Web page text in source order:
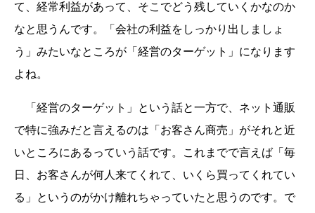
て、経常利益があって、そこでどう残していくかなのか
なと思うんです。「会社の利益をしっかり出しましょ
う」みたいなところが「経営のターゲット」になります
よね。
「経営のターゲット」という話と一方で、ネット通販
で特に強みだと言えるのは「お客さん商売」がそれと近
いところにあるっていう話です。これまでで言えば「毎
日、お客さんが何人来てくれて、いくら買ってくれてい
る」というのがかけ離れちゃっていたと思うのです。で